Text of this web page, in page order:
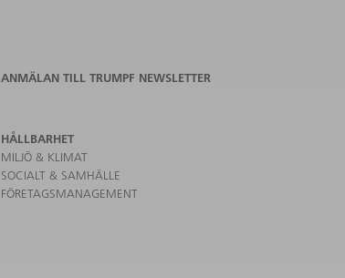
ANMÄLAN TILL TRUMPF NEWSLETTER
HÅLLBARHET
MILJÖ & KLIMAT
SOCIALT & SAMHÄLLE
FÖRETAGSMANAGEMENT